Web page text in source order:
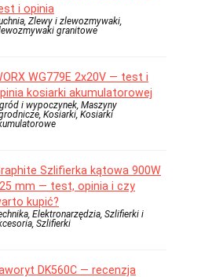
i opinia
Zlewy i zlewozmywaki,
granitowe
WG779E 2x20V — test i
kosiarki akumulatorowej
i wypoczynek, Maszyny
Kosiarki, Kosiarki
Szlifierka kątowa 900W
mm — test, opinia i czy
kupić?
Elektronarzędzia, Szlifierki i
Szlifierki
DK560C — recenzja